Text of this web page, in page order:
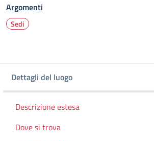
Argomenti
Sedi
Dettagli del luogo
Dettagli del luogo
Descrizione estesa
Dove si trova